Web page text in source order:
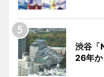
渋谷「
26年か